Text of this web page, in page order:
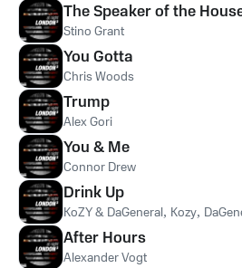
The Speaker of the
Stino Grant
You Gotta
Chris Woods
Trump
Alex Gori
You & Me
Connor Drew
Drink Up
KoZY & DaGeneral, Kozy,
After Hours
Alexander Vogt